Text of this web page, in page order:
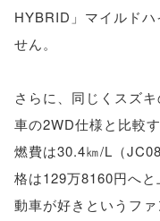
HYBRID」マイルド
せん。
さらに、同じくスズ
車の2WD仕様と比較
燃費は30.4㎞/L（
格は129万8160円へ
動車が好きというフ